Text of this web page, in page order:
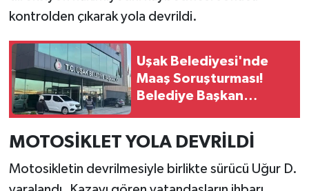
kontrolden çıkarak yola devrildi.
Uşak Belediyesi'nde
Maaş Soruşturması!
Belediye Başkan
MOTOSİKLET YOLA DEVRİLDİ
Motosikletin devrilmesiyle birlikte sürücü Uğur D.